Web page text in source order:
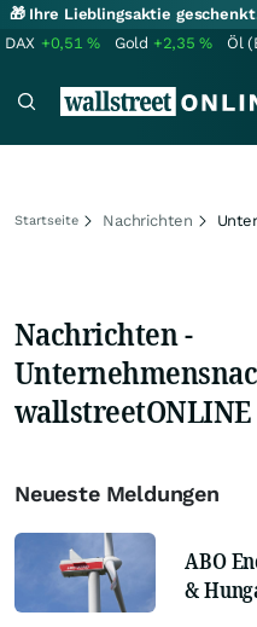
🎁 Ihre Lieblingsaktie
DAX +0,51% Gold +2,35% Öl
Startseite Nachrichten
Nachrichten -
wallstreetONLINE
Neueste Meldungen
ABO
&